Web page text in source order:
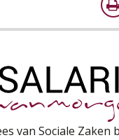
van Sociale Zaken
Verbeek
Verbeek Praehep
Verbeek Praehep